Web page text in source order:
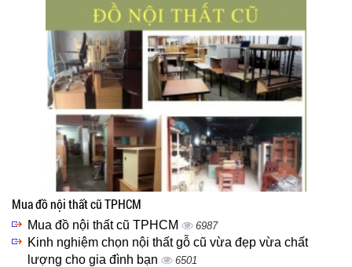
Mua đồ nội thất cũ TPHCM
Mua đồ nội thất cũ TPHCM 6987
Kinh nghiệm chọn nội thất gỗ cũ vừa đẹp vừa chất
lượng cho gia đình bạn
6501